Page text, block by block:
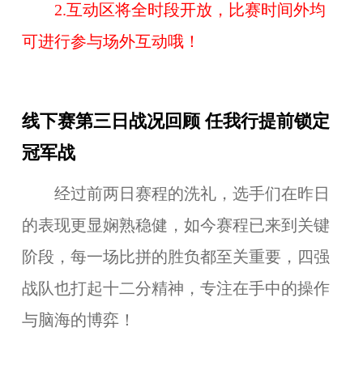
2.互动区将全时段开放，比赛时间外均
可进行参与场外互动哦！
线下赛第三日战况回顾 任我行提前锁定
冠军战
经过前两日赛程的洗礼，选手们在昨日
的表现更显娴熟稳健，如今赛程已来到关键
阶段，每一场比拼的胜负都至关重要，四强
战队也打起十二分精神，专注在手中的操作
与脑海的博弈！